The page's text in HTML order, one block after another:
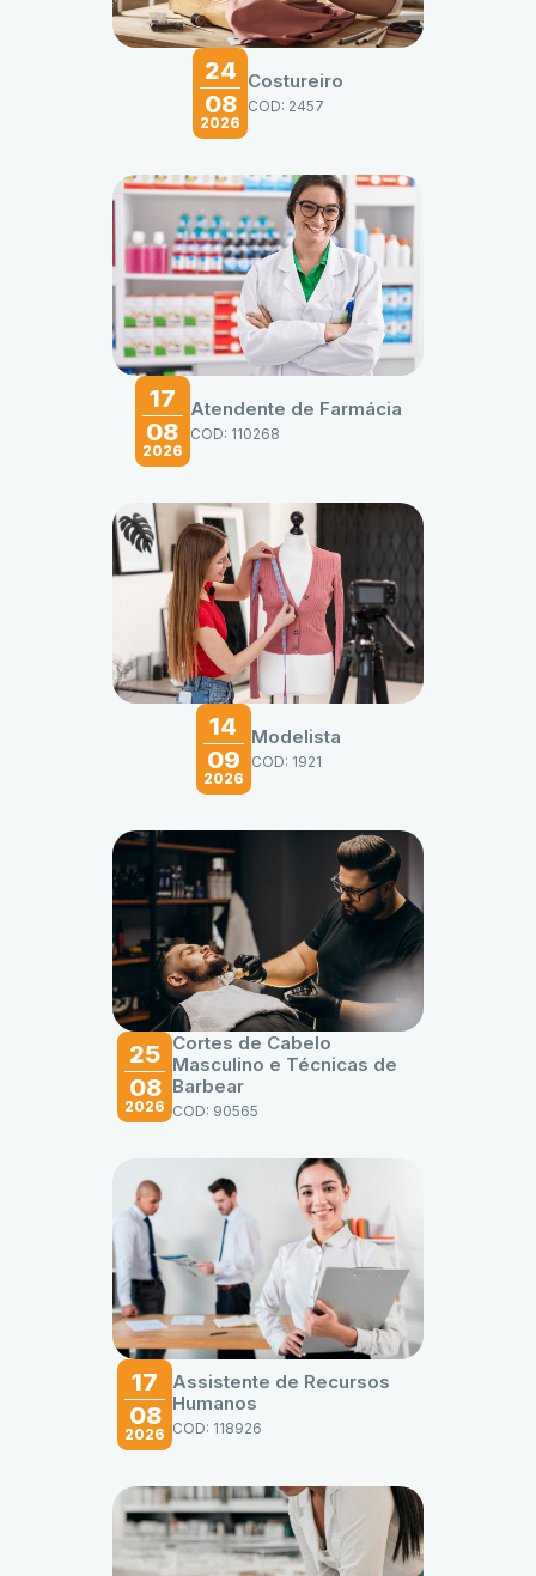
24
08
2026
Costureiro
COD: 2457
17
08
2026
Atendente de Farmácia
COD: 110268
14
09
2026
Modelista
COD: 1921
25
08
2026
Cortes de Cabelo
Masculino e Técnicas de
Barbear
COD: 90565
17
08
2026
Assistente de Recursos
Humanos
COD: 118926